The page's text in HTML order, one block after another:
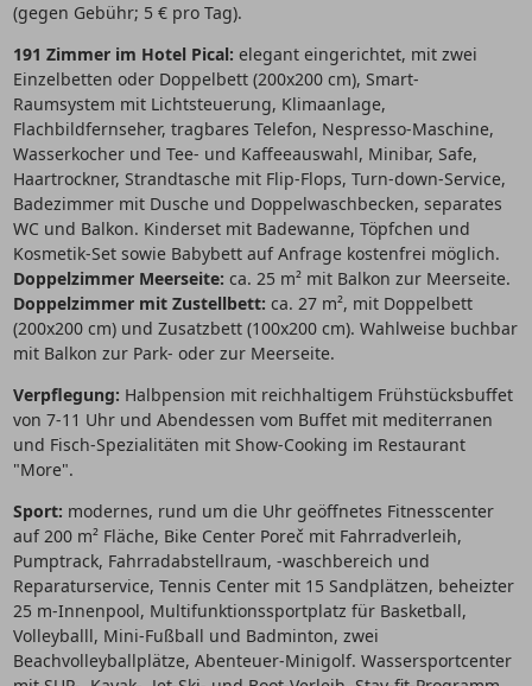
(gegen Gebühr; 5 € pro Tag).
191 Zimmer im Hotel Pical: elegant eingerichtet, mit zwei
Einzelbetten oder Doppelbett (200x200 cm), Smart-
Raumsystem mit Lichtsteuerung, Klimaanlage,
Flachbildfernseher, tragbares Telefon, Nespresso-Maschine,
Wasserkocher und Tee- und Kaffeeauswahl, Minibar, Safe,
Haartrockner, Strandtasche mit Flip-Flops, Turn-down-Service,
Badezimmer mit Dusche und Doppelwaschbecken, separates
WC und Balkon. Kinderset mit Badewanne, Töpfchen und
Kosmetik-Set sowie Babybett auf Anfrage kostenfrei möglich.
Doppelzimmer Meerseite: ca. 25 m² mit Balkon zur Meerseite.
Doppelzimmer mit Zustellbett: ca. 27 m², mit Doppelbett
(200x200 cm) und Zusatzbett (100x200 cm). Wahlweise buchbar
mit Balkon zur Park- oder zur Meerseite.
Verpflegung: Halbpension mit reichhaltigem Frühstücksbuffet
von 7-11 Uhr und Abendessen vom Buffet mit mediterranen
und Fisch-Spezialitäten mit Show-Cooking im Restaurant
"More".
Sport: modernes, rund um die Uhr geöffnetes Fitnesscenter
auf 200 m² Fläche, Bike Center Poreč mit Fahrradverleih,
Pumptrack, Fahrradabstellraum, -waschbereich und
Reparaturservice, Tennis Center mit 15 Sandplätzen, beheizter
25 m-Innenpool, Multifunktionssportplatz für Basketball,
Volleyballl, Mini-Fußball und Badminton, zwei
Beachvolleyballplätze, Abenteuer-Minigolf. Wassersportcenter